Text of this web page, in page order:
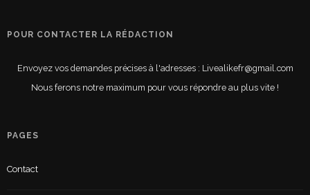
POUR CONTACTER LA RÉDACTION
Envoyez vos demandes précises à l'adresses : Livealikefr@gmail.com
Nous ferons notre maximum pour vous répondre au plus vite !
PAGES
Contact